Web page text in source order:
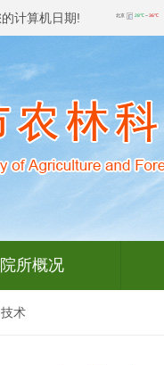
计算机日期!
院所概况
术